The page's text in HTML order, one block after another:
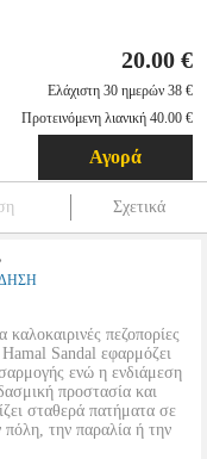
20.00 €
Ελάχιστη 30 ημερών 38 €
Προτεινόμενη λιανική 40.00 €
Αγορά
Σχετικά
πεζοπορίες
Sandal εφαρμόζει
ενώ η ενδιάμεση
προστασία και
σταθερά πατήματα σε
την παραλία ή την